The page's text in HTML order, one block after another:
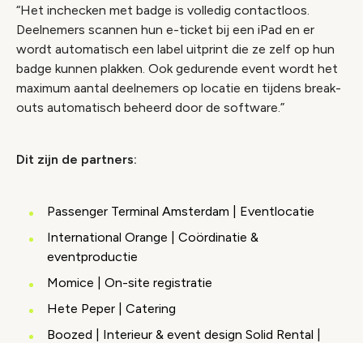
“Het inchecken met badge is volledig contactloos.
Deelnemers scannen hun e-ticket bij een iPad en er
wordt automatisch een label uitprint die ze zelf op hun
badge kunnen plakken. Ook gedurende event wordt het
maximum aantal deelnemers op locatie en tijdens break-
outs automatisch beheerd door de software.”
Dit zijn de partners:
Passenger Terminal Amsterdam | Eventlocatie
International Orange | Coördinatie &
eventproductie
Momice | On-site registratie
Hete Peper | Catering
Boozed | Interieur & event design Solid Rental |